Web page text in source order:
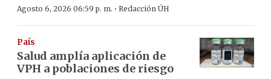
Agosto 6, 2026 06:59 p. m. · Redacción ÚH
País
Salud amplía aplicación de
VPH a poblaciones de riesgo